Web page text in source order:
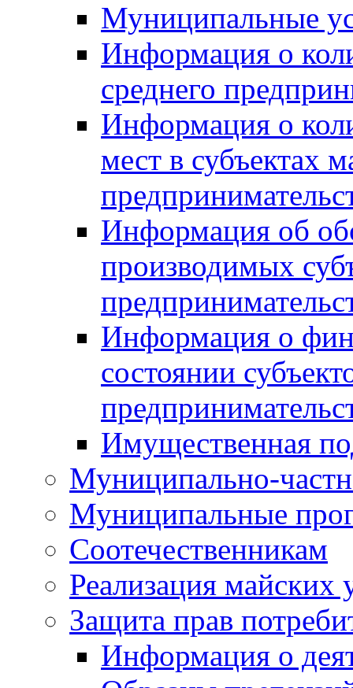
Муниципальные
Информация о
среднего
Информация о
мест в субъектах
Информация об
производимых
Информация о
состоянии
Имущественная
Муниципально-
Муниципальные
Соотечественникам
Реализация майских
Защита прав
Информация о